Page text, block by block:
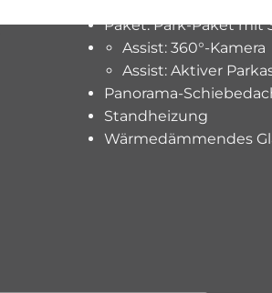
Paket: Park-Paket mit
Assist: 360°-Kamera
Assist: Aktiver
Panorama-
Standheizung
Wärmedämmendes